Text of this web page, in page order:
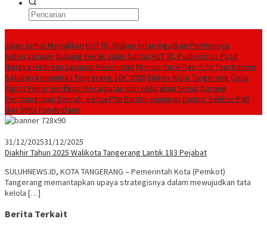
Jalan Sehat Meriahkan HUT RI, Wabup Intan Ingatkan Pentingnya
Kebersamaan Dukung Gerak Jalan Santai HUT RI, Puskesmas Pasir
Nangka Hadirkan Layanan Kesehatan Menuju Race Day, City Touchdown
Satukan Komunitas Tangerang 10K 2026Dinkes Kota Tangerang Gelar
Rapat Pleno Verifikasi Kecamatan dan Kelurahan SehatDorong
Pembangunan Daerah, Ketua PWI Banten Kunjungi Kantor Sekber PWI
dan SMSI Pandeglang
31/12/202531/12/2025
Diakhir Tahun 2025 Walikota Tangerang Lantik 183 Pejabat
SULUHNEWS.ID, KOTA TANGERANG – Pemerintah Kota (Pemkot)
Tangerang memantapkan upaya strategisnya dalam mewujudkan tata
kelola […]
Berita Terkait